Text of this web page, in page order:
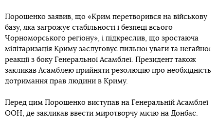
Порошенко заявив, що «Крим перетворився на військову
базу, яка загрожує стабільності і безпеці всього
Чорноморського регіону», і підкреслив, що зростаюча
мілітаризація Криму заслуговує пильної уваги та негайної
реакції з боку Генеральної Асамблеї. Президент також
закликав Асамблею прийняти резолюцію про необхідність
дотримання прав людини в Криму.
Перед цим Порошенко виступав на Генеральній Асамблеї
ООН, де закликав ввести миротворчу місію на Донбас.